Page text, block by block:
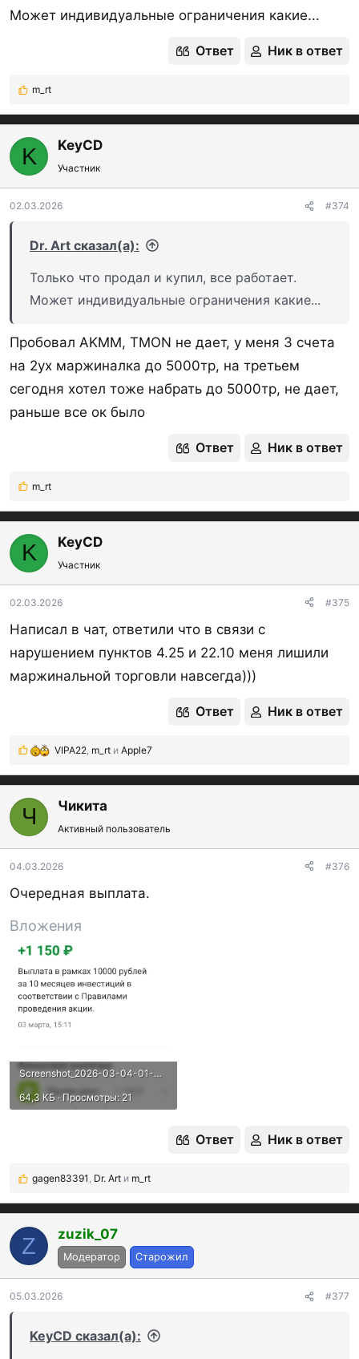
Может индивидуальные ограничения какие...
Ответ Ник в ответ
Р
е
а
к
и
и
:
m_rt
K KeyCD
Участник
02.03.2026 #374
Dr. Art сказал(а):
Только что продал и купил, все работает.
Может индивидуальные ограничения какие...
Пробовал AKMM, TMON не дает, у меня 3 счета
на 2ух маржиналка до 5000тр, на третьем
сегодня хотел тоже набрать до 5000тр, не дает,
раньше все ок было
Ответ Ник в ответ
Р
а
к
и
и
:
m_rt
K KeyCD
Участник
02.03.2026 #375
Написал в чат, ответили что в связи с
нарушением пунктов 4.25 и 22.10 меня лишили
маржинальной торговли навсегда)))
Ответ Ник в ответ
Р
а
к
и
и
:
VIPA22 m_rt и Apple7
Ч Чикита
Активный пользователь
04.03.2026 #376
Очередная выплата.
Вложения
Screenshot_2026-03-04-01-38-10-48_f6bb4861a0ebf6c0874c87305babc422.webp
64,3 КБ · Просмотры: 21
Ответ Ник в ответ
Р
е
а
к
и
и
:
gagen83391 , Dr. Art и m_rt
Z zuzik_07
Модератор Старожил
05.03.2026 #377
KeyCD сказал(а):